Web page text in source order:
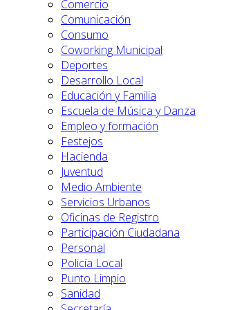
Comercio
Comunicación
Consumo
Coworking Municipal
Deportes
Desarrollo Local
Educación y Familia
Escuela de Música y Danza
Empleo y formación
Festejos
Hacienda
Juventud
Medio Ambiente
Servicios Urbanos
Oficinas de Registro
Participación Ciudadana
Personal
Policía Local
Punto Limpio
Sanidad